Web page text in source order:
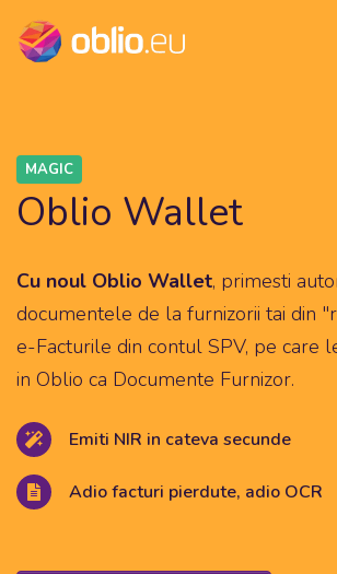
MAGIC
Oblio Wallet
Cu noul Oblio Wallet, primesti
documentele de la furnizorii tai din
e-Facturile din contul SPV, pe care
in Oblio ca Documente Furnizor.
Emiti NIR in cateva secunde
Adio facturi pierdute, adio OCR